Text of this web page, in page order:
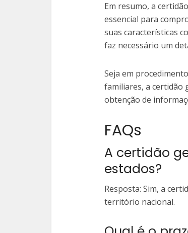
Em resumo, a
essencial para
suas características
faz necessário um
Seja em
familiares, a certidão
obtenção de
FAQs
A certidão
estados?
Resposta: Sim, a
território nacional.